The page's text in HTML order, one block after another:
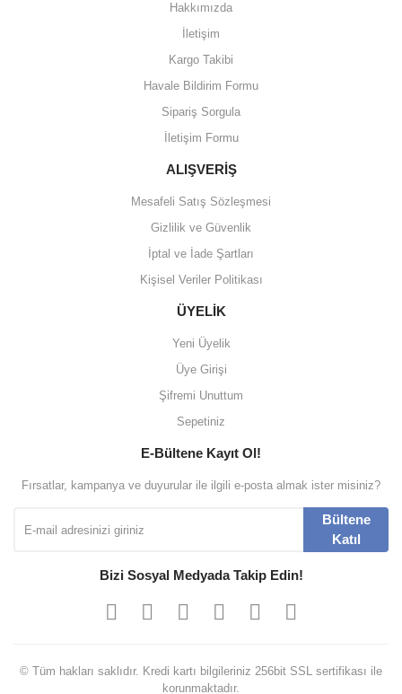
Hakkımızda
İletişim
Kargo Takibi
Havale Bildirim Formu
Sipariş Sorgula
İletişim Formu
ALIŞVERİŞ
Mesafeli Satış Sözleşmesi
Gizlilik ve Güvenlik
İptal ve İade Şartları
Kişisel Veriler Politikası
ÜYELİK
Yeni Üyelik
Üye Girişi
Şifremi Unuttum
Sepetiniz
E-Bültene Kayıt Ol!
Fırsatlar, kampanya ve duyurular ile ilgili e-posta almak ister misiniz?
Bültene
Katıl
Bizi Sosyal Medyada Takip Edin!
© Tüm hakları saklıdır. Kredi kartı bilgileriniz 256bit SSL sertifikası ile
korunmaktadır.